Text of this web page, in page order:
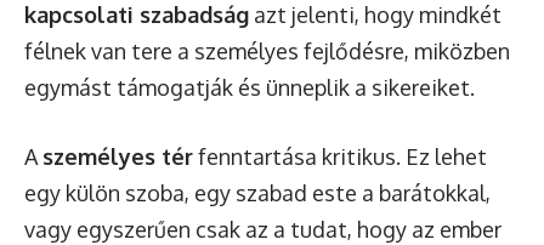
kapcsolati szabadság azt jelenti, hogy mindkét
félnek van tere a személyes fejlődésre, miközben
egymást támogatják és ünneplik a sikereiket.
A személyes térfenntartása kritikus. Ez lehet
egy külön szoba, egy szabad este a barátokkal,
vagy egyszerűen csak az a tudat, hogy az ember